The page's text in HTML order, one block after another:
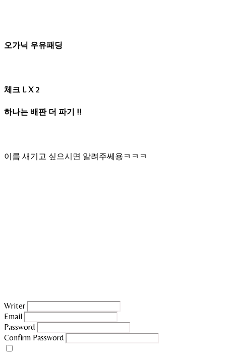
오가닉 우유패딩
체크 L X 2
하나는 배판 더 파기 !!
이름 새기고 싶으시면 알려주쎄용ㅋㅋㅋ
Writer
Email
Password
Confirm Password